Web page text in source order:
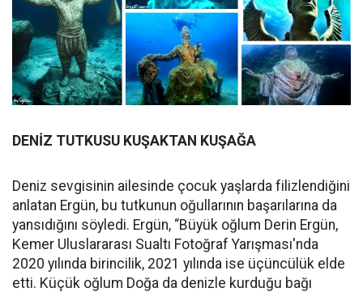
DENİZ TUTKUSU KUŞAKTAN KUŞAĞA
Deniz sevgisinin ailesinde çocuk yaşlarda filizlendiğini
anlatan Ergün, bu tutkunun oğullarının başarılarına da
yansıdığını söyledi. Ergün, “Büyük oğlum Derin Ergün,
Kemer Uluslararası Sualtı Fotoğraf Yarışması'nda
2020 yılında birincilik, 2021 yılında ise üçüncülük elde
etti. Küçük oğlum Doğa da denizle kurduğu bağı